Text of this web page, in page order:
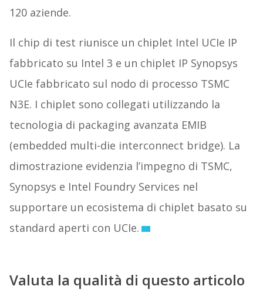
120 aziende.
Il chip di test riunisce un chiplet Intel UCIe IP
fabbricato su Intel 3 e un chiplet IP Synopsys
UCIe fabbricato sul nodo di processo TSMC
N3E. I chiplet sono collegati utilizzando la
tecnologia di packaging avanzata EMIB
(embedded multi-die interconnect bridge). La
dimostrazione evidenzia l’impegno di TSMC,
Synopsys e Intel Foundry Services nel
supportare un ecosistema di chiplet basato su
standard aperti con UCIe.
Valuta la qualità di questo articolo